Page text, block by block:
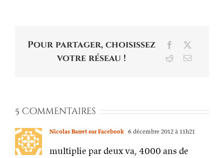
Pour partager, choisissez
votre réseau !
Facebook
RedditEmail
5 Commentaires
Nicolas Barret sur Facebook 6 décembre 2012 à 11h21
multiplie par deux va, 4000 ans de